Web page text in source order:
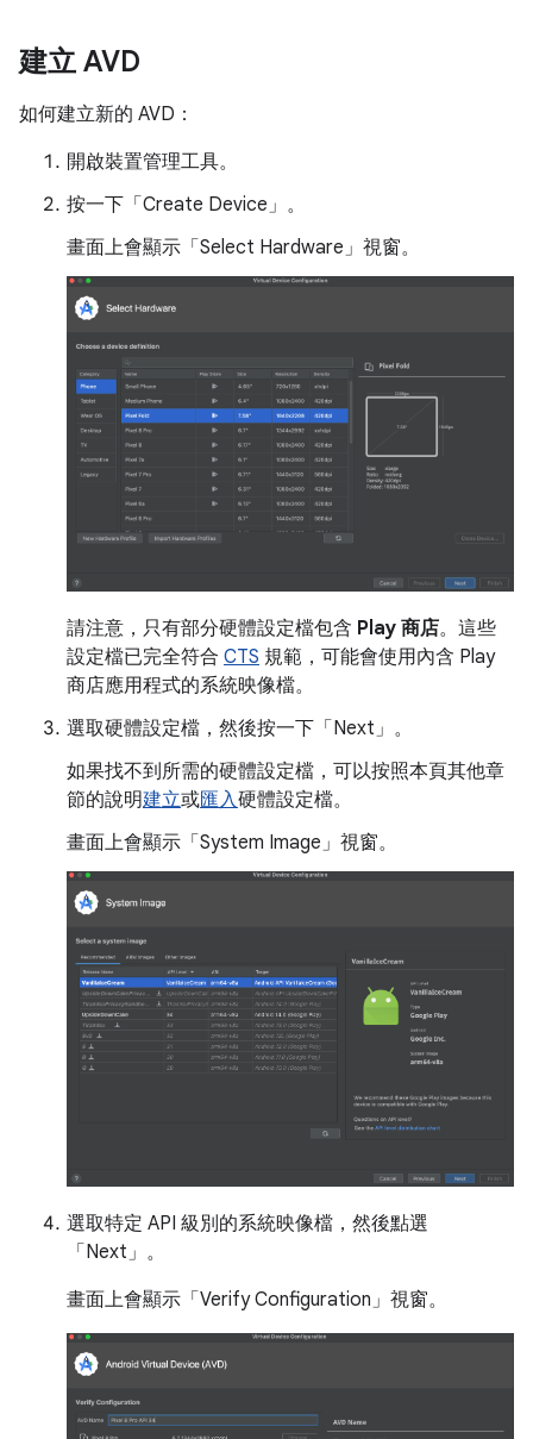
建立 AVD
如何建立新的 AVD：
開啟裝置管理工具。
按一下「Create Device」 。
畫面上會顯示「Select Hardware」 視窗。
請注意，只有部分硬體設定檔包含 Play 商店。這些
設定檔已完全符合 CTS 規範，可能會使用內含 Play
商店應用程式的系統映像檔。
選取硬體設定檔，然後按一下「Next」 。
如果找不到所需的硬體設定檔，可以按照本頁其他章
節的說明建立或匯入硬體設定檔。
畫面上會顯示「System Image」 視窗。
選取特定 API 級別的系統映像檔，然後點選
「Next」 。
畫面上會顯示「Verify Configuration」 視窗。